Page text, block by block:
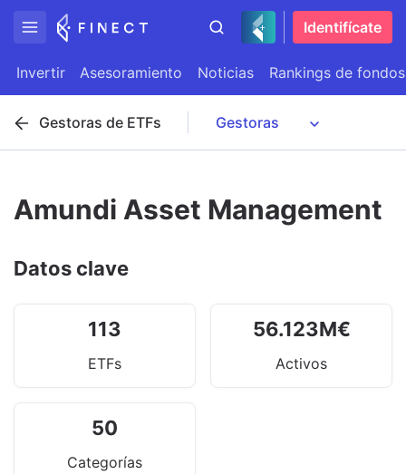
Identifícate
Invertir Asesoramiento Noticias Rankings de fondos
Gestoras de ETFs
Amundi Asset Management
Datos clave
113
ETFs
56.123M€
Activos
50
Categorías